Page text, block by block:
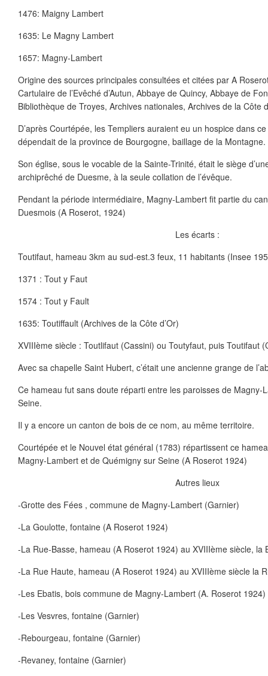
1476: Maigny Lambert
1635: Le Magny Lambert
1657: Magny-Lambert
Origine des sources principales consultées et citées par A
Cartulaire de l’Evêché d’Autun, Abbaye de Quincy, Abbaye de
Bibliothèque de Troyes, Archives nationales, Archives de la Côte
D’après Courtépée, les Templiers auraient eu un hospice dans
dépendait de la province de Bourgogne, baillage de la Montagne.
Son église, sous le vocable de la Sainte-Trinité, était le siège
archiprêché de Duesme, à la seule collation de l’évêque.
Pendant la période intermédiaire, Magny-Lambert fit partie du
Duesmois (A Roserot, 1924)
Les écarts :
Toutifaut, hameau 3km au sud-est.3 feux, 11 habitants (Insee
1371 : Tout y Faut
1574 : Tout y Fault
1635: Toutiffault (Archives de la Côte d’Or)
XVIIIème siècle : Toutlifaut (Cassini) ou Toutyfaut, puis Toutifaut
Avec sa chapelle Saint Hubert, c’était une ancienne grange de
Ce hameau fut sans doute réparti entre les paroisses de Magny-
Seine.
Il y a encore un canton de bois de ce nom, au même territoire.
Courtépée et le Nouvel état général (1783) répartissent ce
Magny-Lambert et de Quémigny sur Seine (A Roserot 1924)
Autres lieux
-Grotte des Fées , commune de Magny-Lambert (Garnier)
-La Goulotte, fontaine (A Roserot 1924)
-La Rue-Basse, hameau (A Roserot 1924) au XVIIIème siècle, la
-La Rue Haute, hameau (A Roserot 1924) au XVIIIème siècle la
-Les Ebatis, bois commune de Magny-Lambert (A. Roserot 1924)
-Les Vesvres, fontaine (Garnier)
-Rebourgeau, fontaine (Garnier)
-Revaney, fontaine (Garnier)